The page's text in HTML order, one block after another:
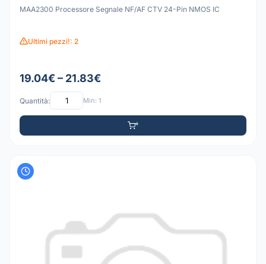
MAA2300 Processore Segnale NF/AF CTV 24-Pin NMOS IC
Ultimi pezzi!: 2
19.04€ – 21.83€
Quantità: Min: 1